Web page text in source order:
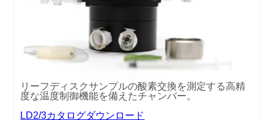
リーフディスクサンプルの酸素交換を測定する高精
度な温度制御機能を備えたチャンバー。
LD2/3カタログダウンロード